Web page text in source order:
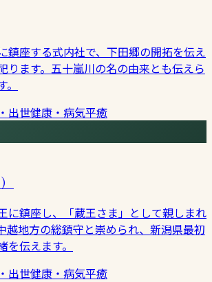
鎮座する式内社で、下田郷の開拓を伝え
ります。五十嵐川の名の由来とも伝えら
出世健康・病気平癒
に鎮座し、「蔵王さま」として親しまれ
越地方の総鎮守と崇められ、新潟県最初
伝えます。
出世健康・病気平癒